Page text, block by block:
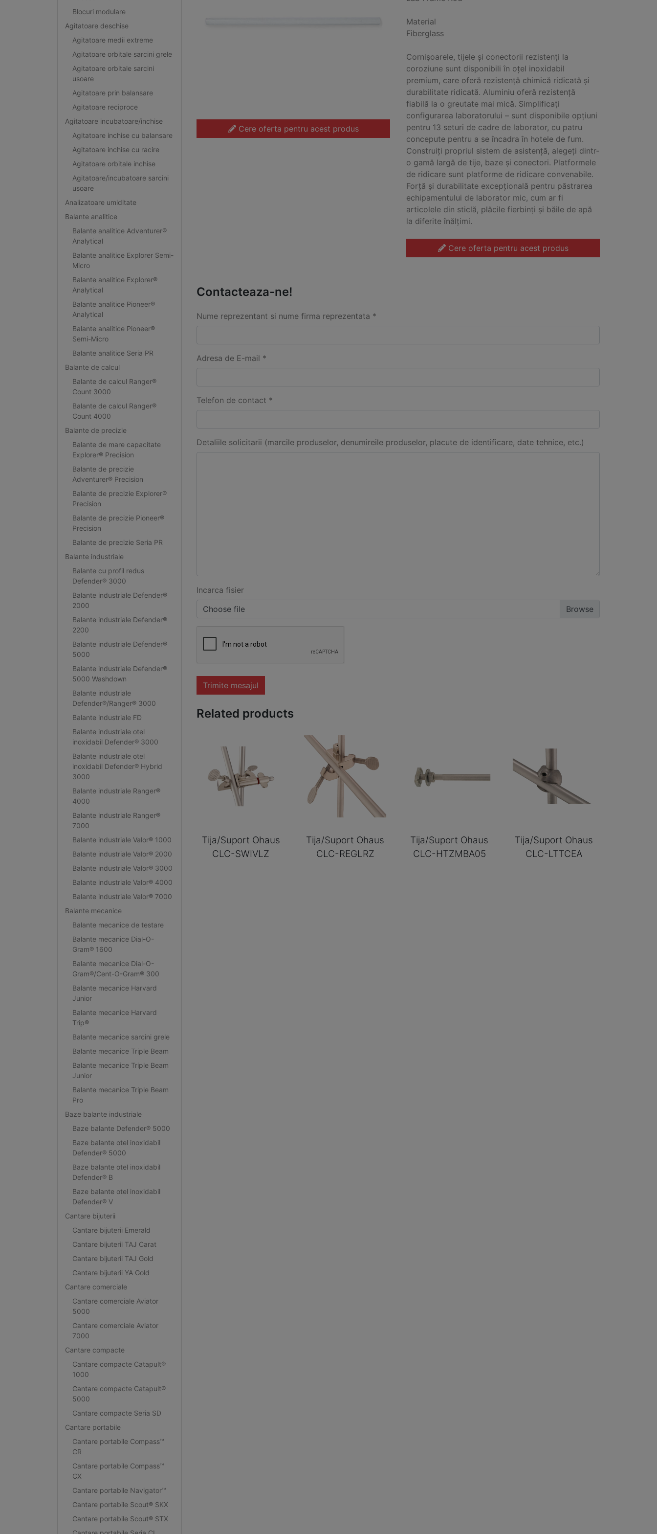
Blocuri modulare
Agitatoare deschise
Agitatoare medii extreme
Agitatoare orbitale sarcini grele
Agitatoare orbitale sarcini
usoare
Agitatoare prin balansare
Agitatoare reciproce
Agitatoare incubatoare/inchise
Agitatoare inchise cu balansare
Agitatoare inchise cu racire
Agitatoare orbitale inchise
Agitatoare/incubatoare sarcini
usoare
Analizatoare umiditate
Balante analitice
Balante analitice Adventurer®
Analytical
Balante analitice Explorer Semi-
Micro
Balante analitice Explorer®
Analytical
Balante analitice Pioneer®
Analytical
Balante analitice Pioneer®
Semi-Micro
Balante analitice Seria PR
Balante de calcul
Balante de calcul Ranger®
Count 3000
Balante de calcul Ranger®
Count 4000
Balante de precizie
Balante de mare capacitate
Explorer® Precision
Balante de precizie
Adventurer® Precision
Balante de precizie Explorer®
Precision
Balante de precizie Pioneer®
Precision
Balante de precizie Seria PR
Balante industriale
Balante cu profil redus
Defender® 3000
Balante industriale Defender®
2000
Balante industriale Defender®
2200
Balante industriale Defender®
5000
Balante industriale Defender®
5000 Washdown
Balante industriale
Defender®/Ranger® 3000
Balante industriale FD
Balante industriale otel
inoxidabil Defender® 3000
Balante industriale otel
inoxidabil Defender® Hybrid
3000
Balante industriale Ranger®
4000
Balante industriale Ranger®
7000
Balante industriale Valor® 1000
Balante industriale Valor® 2000
Balante industriale Valor® 3000
Balante industriale Valor® 4000
Balante industriale Valor® 7000
Balante mecanice
Balante mecanice de testare
Balante mecanice Dial-O-
Gram® 1600
Balante mecanice Dial-O-
Gram®/Cent-O-Gram® 300
Balante mecanice Harvard
Junior
Balante mecanice Harvard
Trip®
Balante mecanice sarcini grele
Balante mecanice Triple Beam
Balante mecanice Triple Beam
Junior
Balante mecanice Triple Beam
Pro
Baze balante industriale
Baze balante Defender® 5000
Baze balante otel inoxidabil
Defender® 5000
Baze balante otel inoxidabil
Defender® B
Baze balante otel inoxidabil
Defender® V
Cantare bijuterii
Cantare bijuterii Emerald
Cantare bijuterii TAJ Carat
Cantare bijuterii TAJ Gold
Cantare bijuterii YA Gold
Cantare comerciale
Cantare comerciale Aviator
5000
Cantare comerciale Aviator
7000
Cantare compacte
Cantare compacte Catapult®
1000
Cantare compacte Catapult®
5000
Cantare compacte Seria SD
Cantare portabile
Cantare portabile Compass™
CR
Cantare portabile Compass™
CX
Cantare portabile Navigator™
Cantare portabile Scout® SKX
Cantare portabile Scout® STX
Cere oferta pentru acest produs
Material
Fiberglass
Cornișoarele, tijele și conectorii rezistenți la
coroziune sunt disponibili în oțel inoxidabil
premium, care oferă rezistență chimică ridicată și
durabilitate ridicată. Aluminiu oferă rezistență
fiabilă la o greutate mai mică. Simplificați
configurarea laboratorului – sunt disponibile opțiuni
pentru 13 seturi de cadre de laborator, cu patru
concepute pentru a se încadra în hotele de fum.
Construiți propriul sistem de asistență, alegeți dintr-
o gamă largă de tije, baze și conectori. Platformele
de ridicare sunt platforme de ridicare convenabile.
Forță și durabilitate excepțională pentru păstrarea
echipamentului de laborator mic, cum ar fi
articolele din sticlă, plăcile fierbinți și băile de apă
la diferite înălțimi.
Cere oferta pentru acest produs
Contacteaza-ne!
Nume reprezentant si nume firma reprezentata *
Adresa de E-mail *
Telefon de contact *
Detaliile solicitarii (marcile produselor, denumireile produselor, placute de identificare, date tehnice, etc.)
Incarca fisier
Choose file
Trimite mesajul
Related products
Tija/Suport Ohaus
CLC-SWIVLZ
Tija/Suport Ohaus
CLC-REGLRZ
Tija/Suport Ohaus
CLC-HTZMBA05
Tija/Suport Ohaus
CLC-LTTCEA